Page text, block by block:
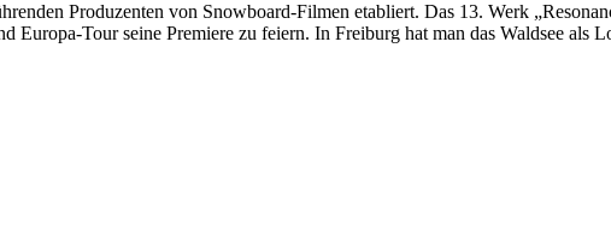
Produzenten von Snowboard-Filmen etabliert. Das 13. Werk
Tour seine Premiere zu feiern. In Freiburg hat man das Waldsee als